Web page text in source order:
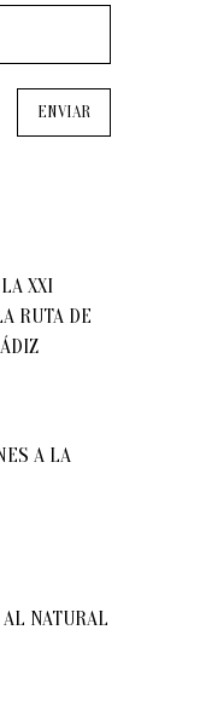
XXI
RUTA DE
A LA
AL NATURAL